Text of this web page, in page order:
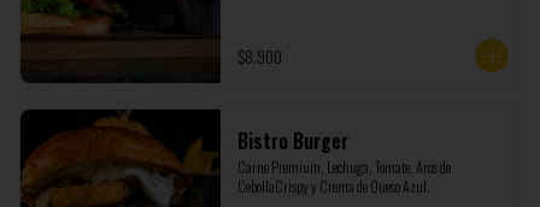
$8.900
Bistro Burger
Carne Premium, Lechuga, Tomate, Aros de
CebollaCrispy y Crema de Queso Azul.